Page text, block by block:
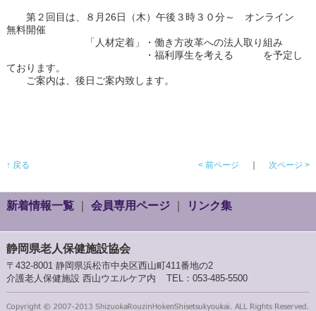
第２回目は、８月26日（木）午後３時３０分～ オンライン
無料開催
「人材定着」・働き方改革への法人取り組み
・福利厚生を考える を予定し
ております。
ご案内は、後日ご案内致します。
↑ 戻る 次ページ >
< 前ページ
新着情報一覧｜ 会員専用ページ｜ リンク集
静岡県老人保健施設協会
〒432-8001 静岡県浜松市中央区西山町411番地の2
介護老人保健施設 西山ウエルケア内
TEL：053-485-5500